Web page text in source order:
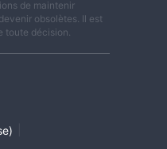
de maintenir
obsolètes. Il est
toute décision.